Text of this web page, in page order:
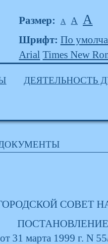
Размер: А А А
Шрифт: По
Arial Times New
ДЕЯТЕЛЬНОСТЬ
СОВЕТ
ПОСТАНОВЛЕНИЕ
от 31 марта 1999 г. N